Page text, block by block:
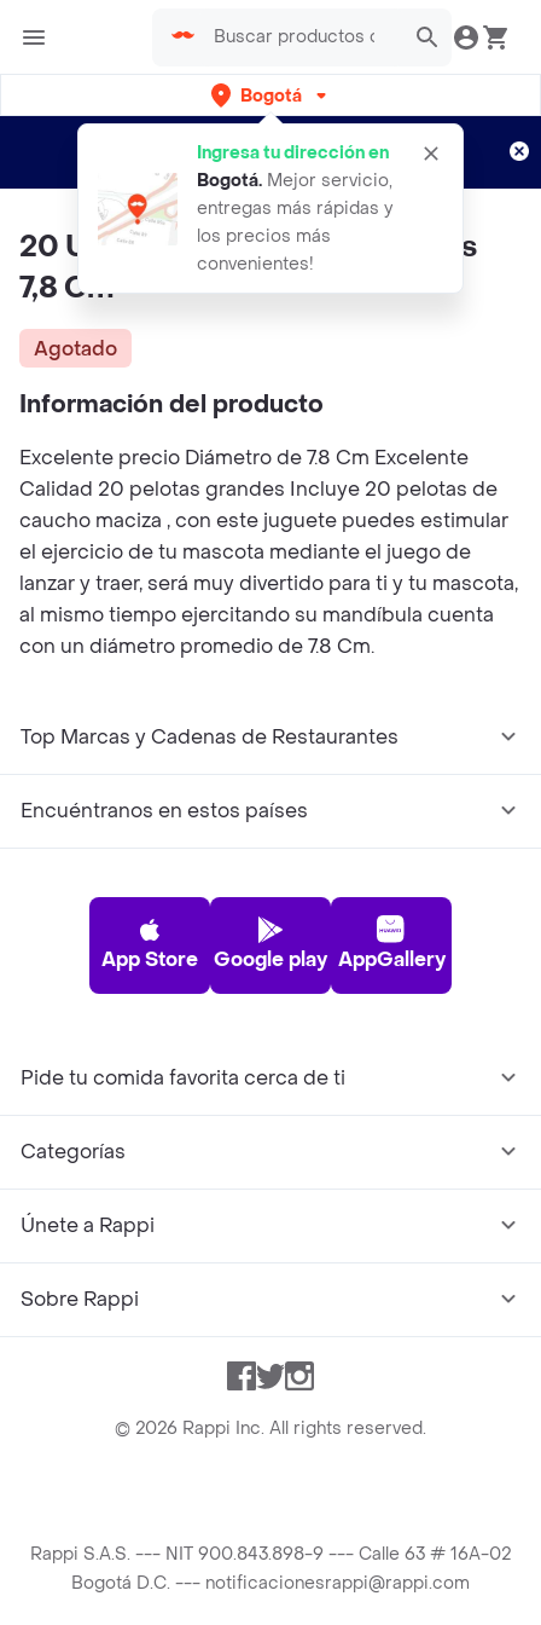
Bogotá
Ingresa tu dirección en
Bogotá. Mejor servicio,
entregas más rápidas y
los precios más
convenientes!
envíos gratis por semanas
Aplican TyC
20 Unds Pelota Maciza Grandes
7,8 Cm
Agotado
Información del producto
Excelente precio Diámetro de 7.8 Cm Excelente
Calidad 20 pelotas grandes Incluye 20 pelotas de
caucho maciza , con este juguete puedes estimular
el ejercicio de tu mascota mediante el juego de
lanzar y traer, será muy divertido para ti y tu mascota,
al mismo tiempo ejercitando su mandíbula cuenta
con un diámetro promedio de 7.8 Cm.
Top Marcas y Cadenas de Restaurantes
Encuéntranos en estos países
App Store Google play AppGallery
Pide tu comida favorita cerca de ti
Categorías
Únete a Rappi
Sobre Rappi
Facebook
TwitterInstagram
© 2026 Rappi Inc. All rights reserved.
Rappi S.A.S. --- NIT 900.843.898-9 --- Calle 63 # 16A-02
Bogotá D.C. --- notificacionesrappi@rappi.com